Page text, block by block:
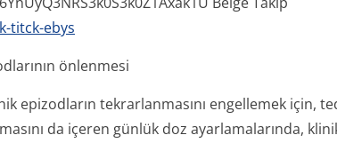
titck-ebys
önlenmesi
epizodların tekrarlanmasını engellemek için,
da içeren günlük doz ayarlamalarında,